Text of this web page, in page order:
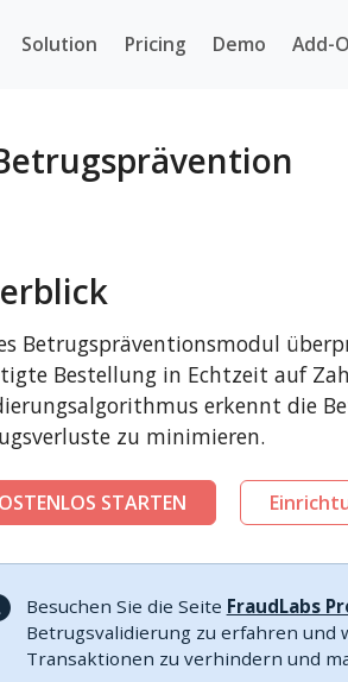
Solution Pricing Demo Add-
Betrugspräventionsmodul
Bestellung in Echtzeit auf
erkennt die
zu minimieren.
STARTEN
Besuchen Sie die Seite FraudLabs
Betrugsvalidierung zu erfahren und
Transaktionen zu verhindern und